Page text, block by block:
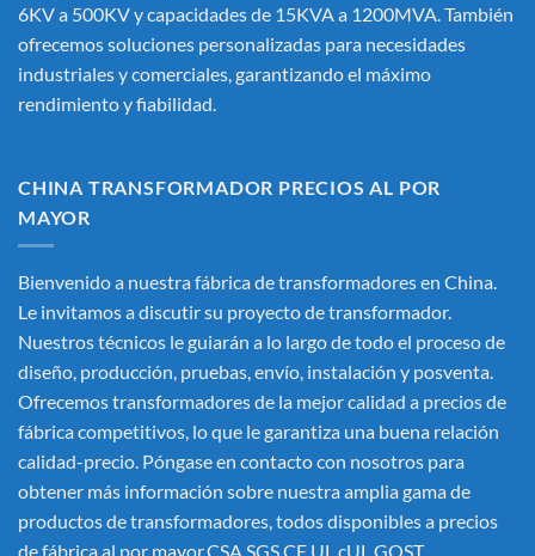
6KV a 500KV y capacidades de 15KVA a 1200MVA. También
ofrecemos soluciones personalizadas para necesidades
industriales y comerciales, garantizando el máximo
rendimiento y fiabilidad.
CHINA TRANSFORMADOR PRECIOS AL POR
MAYOR
Bienvenido a nuestra fábrica de transformadores en China.
Le invitamos a discutir su proyecto de transformador.
Nuestros técnicos le guiarán a lo largo de todo el proceso de
diseño, producción, pruebas, envío, instalación y posventa.
Ofrecemos transformadores de la mejor calidad a precios de
fábrica competitivos, lo que le garantiza una buena relación
calidad-precio. Póngase en contacto con nosotros para
obtener más información sobre nuestra amplia gama de
productos de transformadores, todos disponibles a precios
de fábrica al por mayor.CSA SGS CE UL cUL GOST